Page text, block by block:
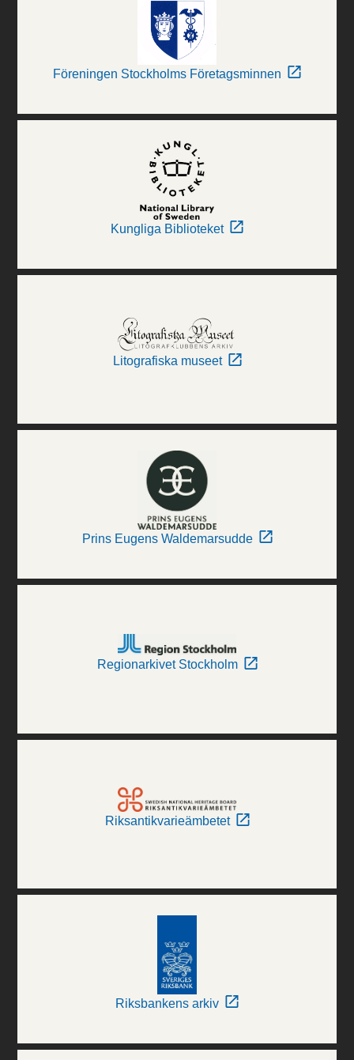
Föreningen Stockholms Företagsminnen
Kungliga Biblioteket
Litografiska museet
Prins Eugens Waldemarsudde
Regionarkivet Stockholm
Riksantikvarieämbetet
Riksbankens arkiv